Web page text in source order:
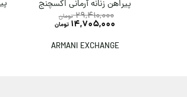
پیراهن زنانه آرمانی اکسچنج
29,410,000 تومان
14,705,000 تومان
ARMANI EXCHANGE